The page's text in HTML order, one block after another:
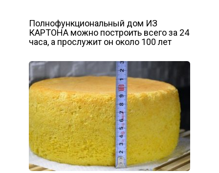
Полнофункциональный дом ИЗ
КАРТОНА можно построить всего за 24
часа, а прослужит он около 100 лет